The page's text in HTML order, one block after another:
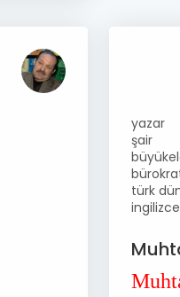
yazar
şair
türk